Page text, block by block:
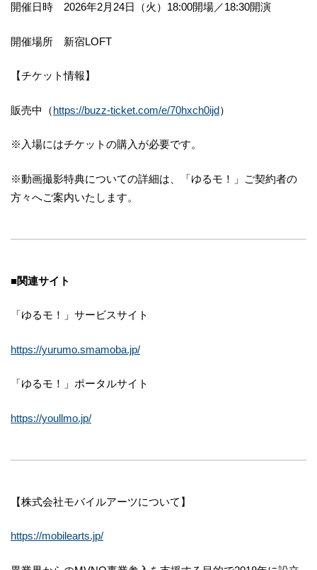
開催日時 2026年2月24日（火）18:00開場／18:30開演
開催場所 新宿LOFT
【チケット情報】
販売中（https://buzz-ticket.com/e/70hxch0ijd）
※入場にはチケットの購入が必要です。
※動画撮影特典についての詳細は、「ゆるモ！」ご契約者の
方々へご案内いたします。
■関連サイト
「ゆるモ！」サービスサイト
https://yurumo.smamoba.jp/
「ゆるモ！」ポータルサイト
https://youllmo.jp/
【株式会社モバイルアーツについて】
https://mobilearts.jp/